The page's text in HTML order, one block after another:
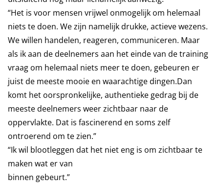
“Het is voor mensen vrijwel onmogelijk om helemaal
niets te doen. We zijn namelijk drukke, actieve wezens.
We willen handelen, reageren, communiceren. Maar
als ik aan de deelnemers aan het einde van de training
vraag om helemaal niets meer te doen, gebeuren er
juist de meeste mooie en waarachtige dingen.Dan
komt het oorspronkelijke, authentieke gedrag bij de
meeste deelnemers weer zichtbaar naar de
oppervlakte. Dat is fascinerend en soms zelf
ontroerend om te zien.”
“Ik wil blootleggen dat het niet eng is om zichtbaar te
maken wat er van
binnen gebeurt.”